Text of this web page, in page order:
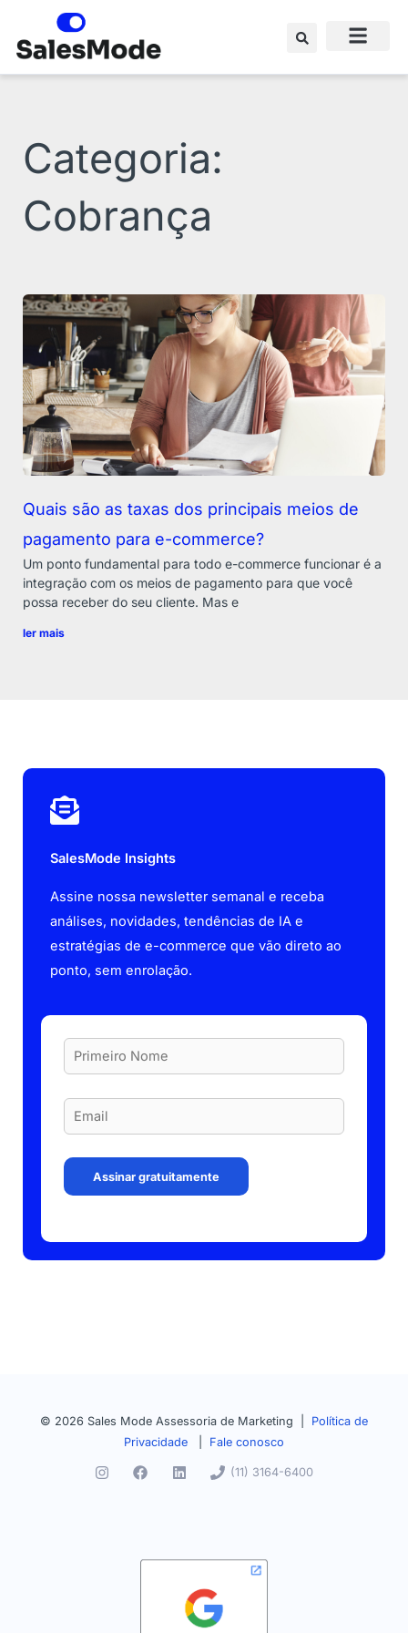
para
Categoria:
Cobrança
Quais são as taxas dos principais meios de
pagamento para e-commerce?
Um ponto fundamental para todo e-commerce funcionar é a
integração com os meios de pagamento para que você
possa receber do seu cliente. Mas e
ler mais
SalesMode Insights
Assine nossa newsletter semanal e receba
análises, novidades, tendências de IA e
estratégias de e-commerce que vão direto ao
ponto, sem enrolação.
Assinar gratuitamente
© 2026 Sales Mode Assessoria de Marketing | Política de
Privacidade
Fale conosco
(11) 3164-6400